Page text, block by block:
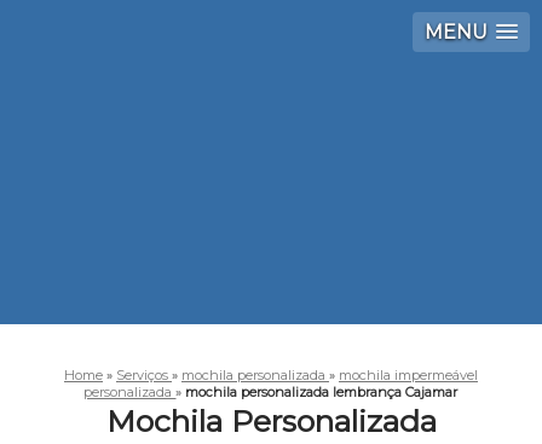
MENU
Home » Serviços » mochila personalizada » mochila impermeável
personalizada» mochila personalizada lembrança Cajamar
Mochila Personalizada